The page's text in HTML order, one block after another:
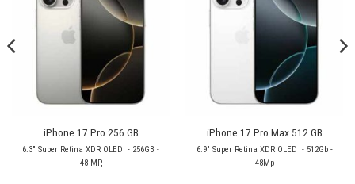
lista de
deseos
iPhone 17 Pro 256 GB
6.3" Super Retina XDR OLED - 256GB -
48 MP,
lista de
deseos
iPhone 17 Pro Max 512 GB
6.9" Super Retina XDR OLED - 512Gb -
48Mp